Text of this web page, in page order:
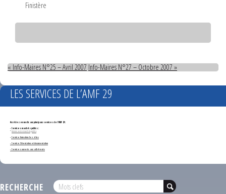
Finistère
« Info-Maires N°25 – Avril 2007 Info-Maires N°27 – Octobre 2007 »
LES SERVICES DE L’AMF 29
Accédez en un clic aux principaux services de l'AMF 29 :
- Services marchés publics :
*Annonces de marchés publics
-Service formation des élus
- Service Orientation et documentation
- Services ouverts aux adhérents
RECHERCHE